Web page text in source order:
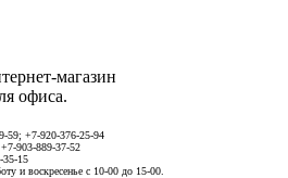
магазин
офиса.
59; +7-920-376-25-94
903-889-37-52
35-15
и воскресенье с 10-00 до 15-00.